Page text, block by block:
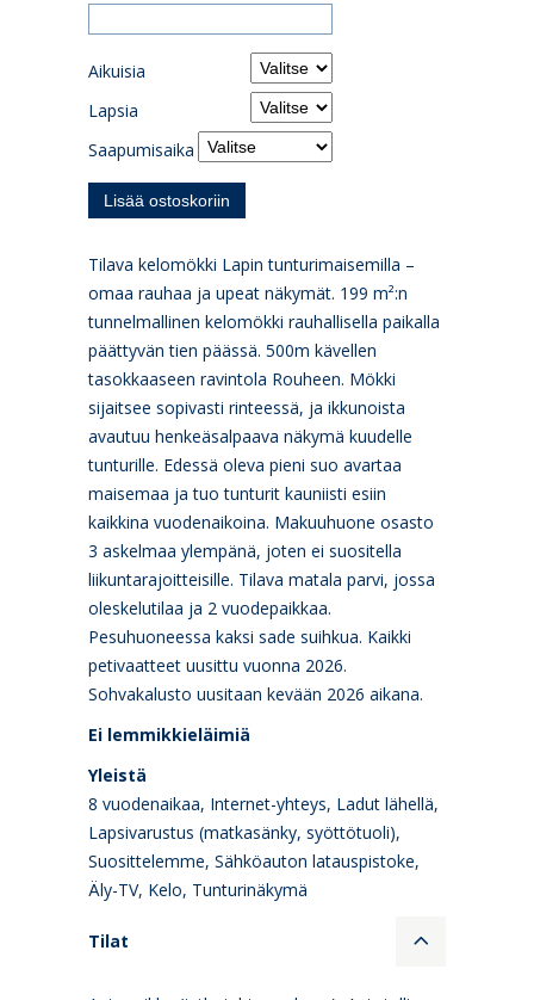
Aikuisia
Lapsia
Saapumisaika
Tilava kelomökki Lapin tunturimaisemilla –
omaa rauhaa ja upeat näkymät. 199 m²:n
tunnelmallinen kelomökki rauhallisella paikalla
päättyvän tien päässä. 500m kävellen
tasokkaaseen ravintola Rouheen. Mökki
sijaitsee sopivasti rinteessä, ja ikkunoista
avautuu henkeäsalpaava näkymä kuudelle
tunturille. Edessä oleva pieni suo avartaa
maisemaa ja tuo tunturit kauniisti esiin
kaikkina vuodenaikoina. Makuuhuone osasto
3 askelmaa ylempänä, joten ei suositella
liikuntarajoitteisille. Tilava matala parvi, jossa
oleskelutilaa ja 2 vuodepaikkaa.
Pesuhuoneessa kaksi sade suihkua. Kaikki
petivaatteet uusittu vuonna 2026.
Sohvakalusto uusitaan kevään 2026 aikana.
Ei lemmikkieläimiä
Yleistä
8 vuodenaikaa, Internet-yhteys, Ladut lähellä,
Lapsivarustus (matkasänky, syöttötuoli),
Suosittelemme, Sähköauton latauspistoke,
Äly-TV, Kelo, Tunturinäkymä
Tilat